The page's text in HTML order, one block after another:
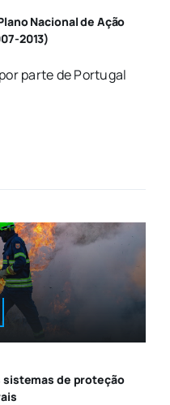
Nacional de Ação
2013)
parte de Portugal
sistemas de proteção